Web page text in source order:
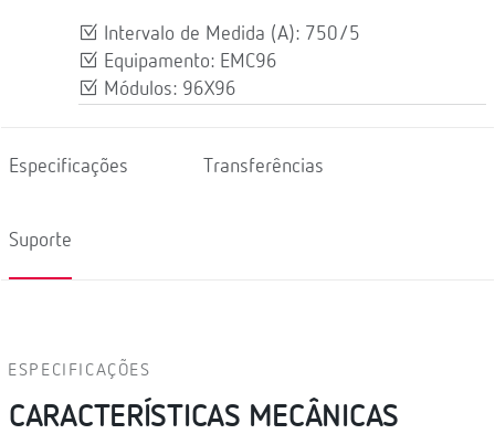
Intervalo de Medida (A): 750/5
Equipamento: EMC96
Módulos: 96X96
Especificações Transferências
Suporte
ESPECIFICAÇÕES
CARACTERÍSTICAS MECÂNICAS